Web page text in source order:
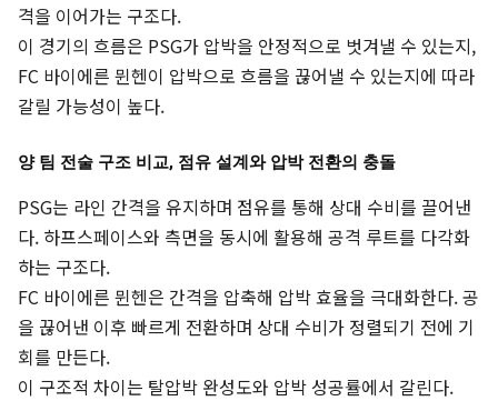
격을 이어가는 구조다.
이 경기의 흐름은 PSG가 압박을 안정적으로 벗겨낼 수 있는지,
FC 바이에른 뮌헨이 압박으로 흐름을 끊어낼 수 있는지에 따라
갈릴 가능성이 높다.
양 팀 전술 구조 비교, 점유 설계와 압박 전환의 충돌
PSG는 라인 간격을 유지하며 점유를 통해 상대 수비를 끌어낸
다. 하프스페이스와 측면을 동시에 활용해 공격 루트를 다각화
하는 구조다.
FC 바이에른 뮌헨은 간격을 압축해 압박 효율을 극대화한다. 공
을 끊어낸 이후 빠르게 전환하며 상대 수비가 정렬되기 전에 기
회를 만든다.
이 구조적 차이는 탈압박 완성도와 압박 성공률에서 갈린다.